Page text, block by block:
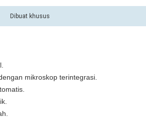
Dibuat khusus
mikroskop terintegrasi.